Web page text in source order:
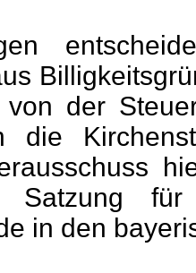
der
die
für
in den